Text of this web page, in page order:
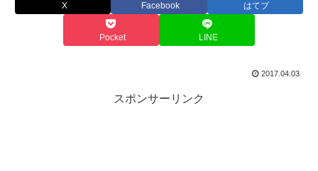
X Facebook はてブ
Pocket LINE
2017.04.03
スポンサーリンク